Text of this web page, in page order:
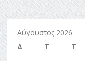
Αύγουστος 2026
Δ
Τ Τ